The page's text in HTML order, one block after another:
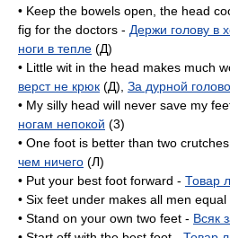
• Keep the bowels open, the head
fig for the doctors - Держи голову в
ноги в тепле (Д)
• Little wit in the head makes much
верст не крюк (Д), За дурной
• My silly head will never save my
ногам непокой (3)
• One foot is better than two
чем ничего (Л)
• Put your best foot forward - Товар
• Six feet under makes all men equal
• Stand on your own two feet - Всяк